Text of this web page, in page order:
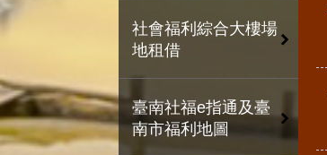
社會福利綜合大樓場
地租借
臺南社福e指通及臺
南市福利地圖